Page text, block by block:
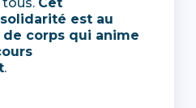
est au
corps qui anime
.